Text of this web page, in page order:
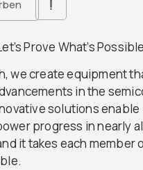
Prove What’s
we create equipment
in the
solutions enable
progress in nearly
it takes each member